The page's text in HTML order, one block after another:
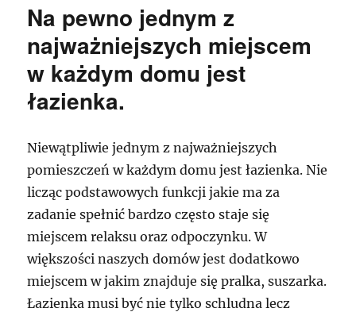
Na pewno jednym z
najważniejszych miejscem
w każdym domu jest
łazienka.
Niewątpliwie jednym z najważniejszych
pomieszczeń w każdym domu jest łazienka. Nie
licząc podstawowych funkcji jakie ma za
zadanie spełnić bardzo często staje się
miejscem relaksu oraz odpoczynku. W
większości naszych domów jest dodatkowo
miejscem w jakim znajduje się pralka, suszarka.
Łazienka musi być nie tylko schludna lecz